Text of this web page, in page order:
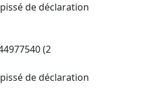
de déclaration
(2
de déclaration